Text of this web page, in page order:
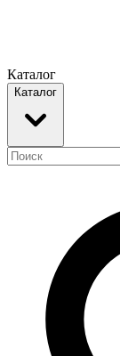
Каталог
Каталог